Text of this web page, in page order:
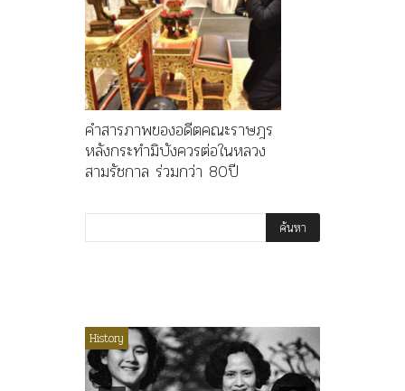
คำสารภาพของอดีตคณะราษฎร
หลังกระทำมิบังควรต่อในหลวง
สามรัชกาล ร่วมกว่า 80ปี
History